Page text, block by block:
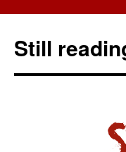
Still